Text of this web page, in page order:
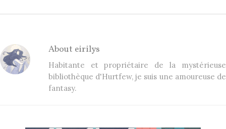
26 mai 2021 2 Comments
Lectures 2020
8 décembre 2020
About eirilys
Habitante et propriétaire de la mystérieuse
bibliothèque d'Hurtfew, je suis une amoureuse de
fantasy.